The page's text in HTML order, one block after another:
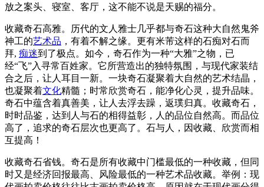
放之案头、寝室、客厅，这不能不说是天赐的福分。
收藏奇石高雅。历代的文人雅士几乎都与奇石这种大自然鬼斧
神工的艺术品 ，有着不解之缘。更有米芾这样的石痴对石而
拜, 痴迷到了极点。如今，奇石作为一种“大雅”之物，已
经“飞”入寻常百姓家。它所营造出的独特氛围，与现代家装结
合之后，让人耳目一新。一块奇石凝聚着大自然的艺术结晶，
也凝聚着文化精髓；时常欣赏奇石，能净化心灵，提升品味。
奇石中蕴含着真善美，让人去浮去躁，返璞归真。收藏奇石，
时时品鉴，达到人与石的相得益彰，人的品位自然高。而品位
高了，追求的奇石层次也更高了。石与人，因收藏、欣赏而相
互提高！
收藏奇石省钱。奇石是所有收藏中门槛最低的一种收藏，但同
时又是经济回报最高、风险最低的一种艺术品收藏。举例：现